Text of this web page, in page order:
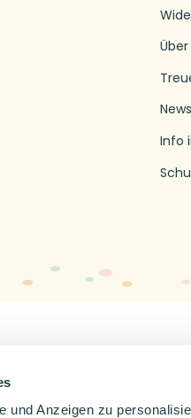
und Anzeigen zu
Info